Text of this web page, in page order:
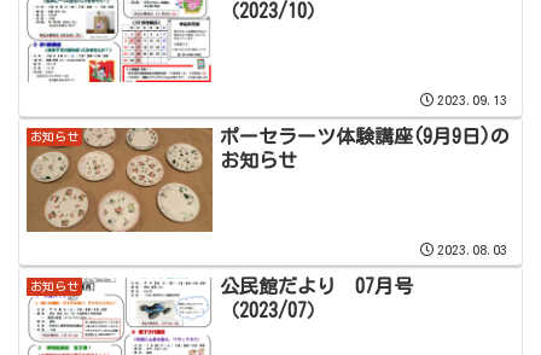
（2023/10）
2023.09.13
お知らせ
ポーセラーツ体験講座(9月9日)の
お知らせ
2023.08.03
お知らせ
公民館だより 07月号
（2023/07）